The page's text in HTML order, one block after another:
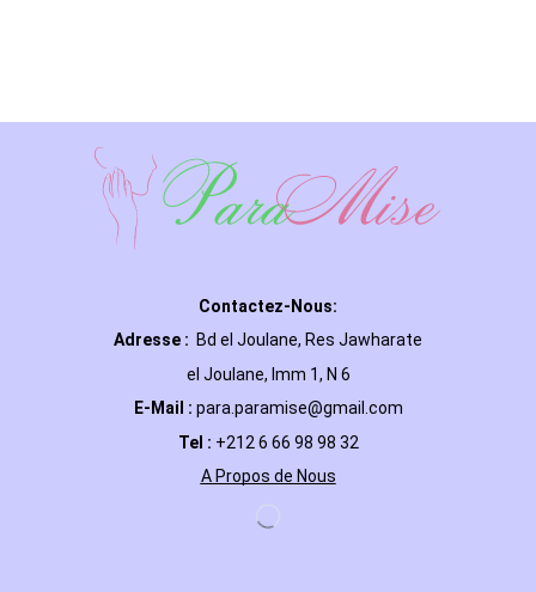
Contactez-Nous:
Adresse : Bd el Joulane, Res Jawharate
el Joulane, Imm 1, N 6
E-Mail : para.paramise@gmail.com
Tel : +212 6 66 98 98 32
A Propos de Nous